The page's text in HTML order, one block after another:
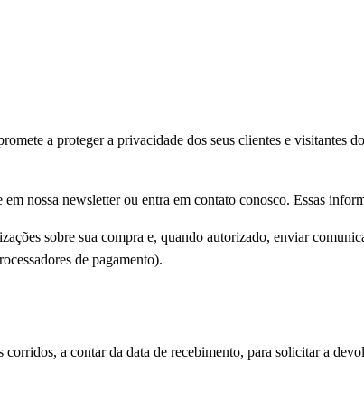
a proteger a privacidade dos seus clientes e visitantes
nossa newsletter ou entra em contato conosco. Essas
sobre sua compra e, quando autorizado, enviar
de pagamento).
a contar da data de recebimento, para solicitar a